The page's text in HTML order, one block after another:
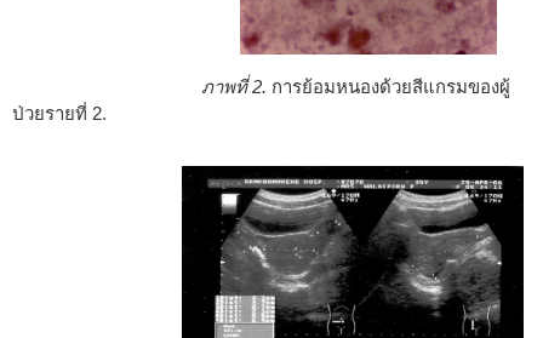
ภาพที่ 2. การย้อมหนองด้วยสีแกรมของผู้
ป่วยรายที่ 2.